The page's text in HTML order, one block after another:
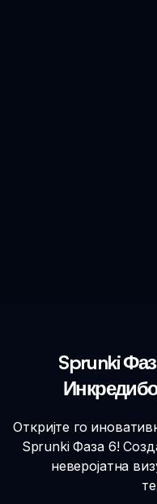
Sprunki
Откријте го
Sprunki Фаза 6!
неверојатна